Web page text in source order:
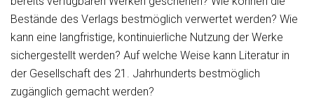
Bestände des Verlags bestmöglich verwertet werden? Wie
kann eine langfristige, kontinuierliche Nutzung der Werke
sichergestellt werden? Auf welche Weise kann Literatur in
der Gesellschaft des 21. Jahrhunderts bestmöglich
zugänglich gemacht werden?